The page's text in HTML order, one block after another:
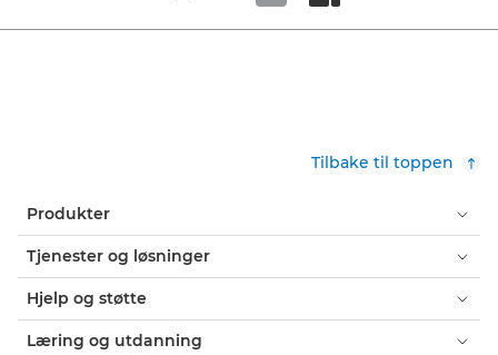
Tilbake til toppen
Produkter
Tjenester og løsninger
Hjelp og støtte
Læring og utdanning